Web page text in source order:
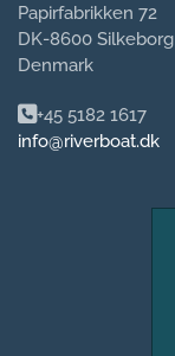
Papirfabrikken 72
DK-8600 Silkeborg
Denmark
+45 5182 1617
info@riverboat.dk